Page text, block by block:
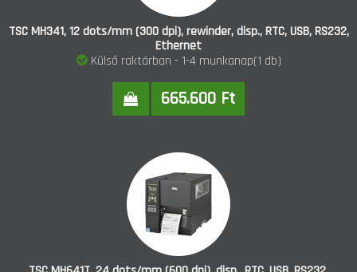
TSC MH341, 12 dots/mm (300 dpi), rewinder, disp., RTC, USB, RS232,
Ethernet
Külső raktárban - 1-4 munkanap(1 db)
665.600 Ft